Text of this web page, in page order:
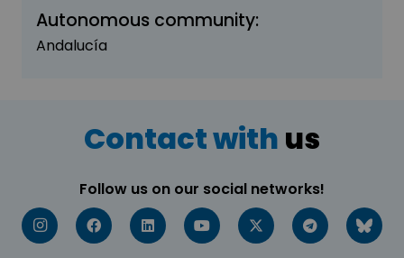
Autonomous community:
Andalucía
Contact with us
Follow us on our social networks!